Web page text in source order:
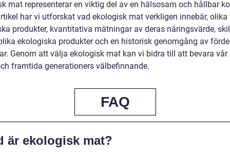
mat representerar en viktig del av en hälsosam och hållbar
har vi utforskat vad ekologisk mat verkligen innebär, olika
produkter, kvantitativa mätningar av deras näringsvärde,
ekologiska produkter och en historisk genomgång av
Genom att välja ekologisk mat kan vi bidra till att bevara vår
framtida generationers välbefinnande.
FAQ
är ekologisk mat?